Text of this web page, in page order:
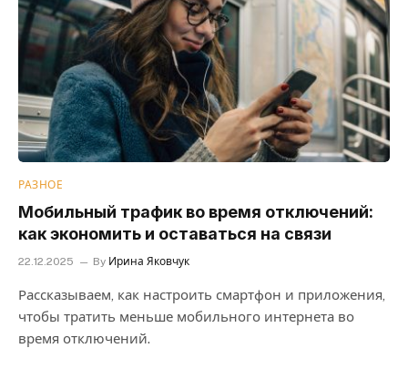
РАЗНОЕ
Мобильный трафик во время отключений:
как экономить и оставаться на связи
22.12.2025 By Ирина Яковчук
Рассказываем, как настроить смартфон и приложения,
чтобы тратить меньше мобильного интернета во
время отключений.